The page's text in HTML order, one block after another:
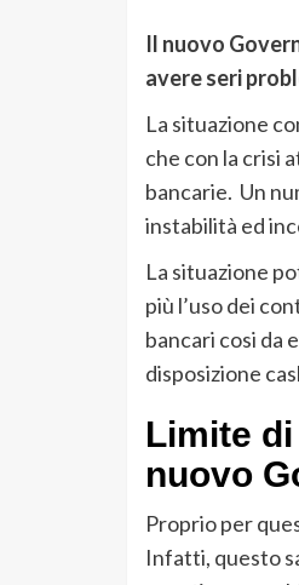
Il nuovo
avere seri
La situazione
che con la crisi
bancarie. Un
instabilità ed
La situazione
più l’uso dei
bancari cosi da
disposizione
Limite
nuovo
Proprio per
Infatti, questo